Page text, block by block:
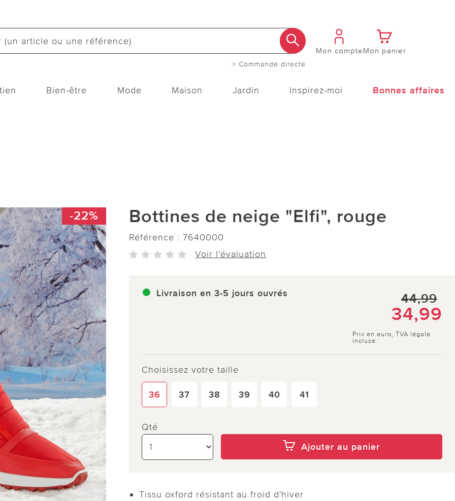
> Commande directe
Mon compteMon panier
Bien-être Mode Maison Jardin Inspirez-moi Bonnes affaires
-22% Bottines de neige "Elfi", rouge
Référence : 7640000
Voir l'évaluation
Livraison en 3-5 jours ouvrés 44,99
34,99
Prix en euro, TVA légale
incluse
Choisissez votre taille
36 37 38 39 40 41
Qté
Ajouter au panier
Tissu oxford résistant au froid d'hiver